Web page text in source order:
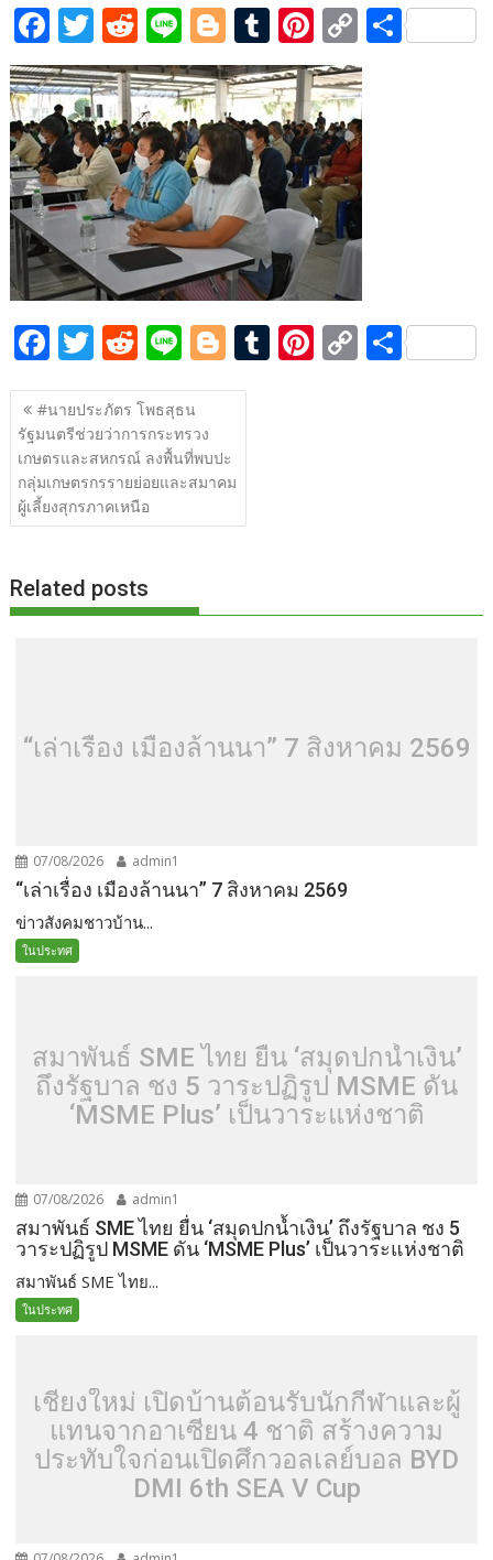
F
ac
e
b
o
o
k
T
w
itt
er
R
e
d
di
t
Li
n
e
Bl
o
g
g
er
T
u
m
bl
r
Pi
nt
er
e
st
C
o
p
y
Li
n
k
S
F
ac
e
b
o
o
T
w
itt
er
R
e
d
di
t
Li
n
e
Bl
o
g
er
T Pi C S
แนะแนว
เรื่อง
#นายประภัตร โพธสุธน
รัฐมนตรีช่วยว่าการกระทรวง
เกษตรและสหกรณ์ ลงพื้นที่พบปะ
กลุ่มเกษตรกรรายย่อยและสมาคม
ผู้เลี้ยงสุกรภาคเหนือ
Related posts
“เล่าเรื่อง เมืองล้านนา” 7 สิงหาคม 2569
07/08/2026 admin1
“เล่าเรื่อง เมืองล้านนา” 7 สิงหาคม 2569
ข่าวสังคมชาวบ้าน...
ในประทศ
สมาพันธ์ SME ไทย ยื่น ‘สมุดปกน้ำเงิน’
ถึงรัฐบาล ชง 5 วาระปฏิรูป MSME ดัน
‘MSME Plus’ เป็นวาระแห่งชาติ
07/08/2026 admin1
สมาพันธ์ SME ไทย ยื่น ‘สมุดปกน้ำเงิน’ ถึงรัฐบาล ชง 5
วาระปฏิรูป MSME ดัน ‘MSME Plus’ เป็นวาระแห่งชาติ
สมาพันธ์ SME ไทย...
ในประทศ
เชียงใหม่ เปิดบ้านต้อนรับนักกีฬาและผู้
แทนจากอาเซียน 4 ชาติ สร้างความ
ประทับใจก่อนเปิดศึกวอลเลย์บอล BYD
DMI 6th SEA V Cup